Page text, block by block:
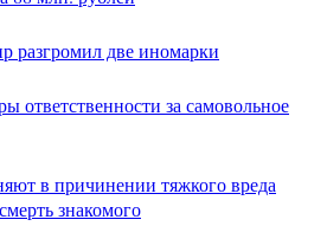
разгромил две иномарки
ответственности за самовольное
в причинении тяжкого вреда
знакомого